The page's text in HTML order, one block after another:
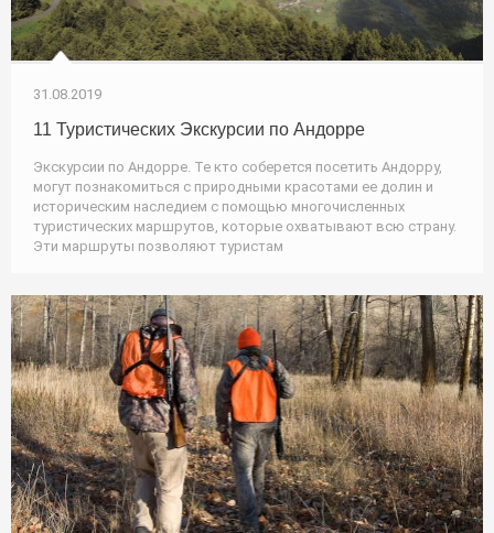
31.08.2019
11 Туристических Экскурсии по Андорре
Экскурсии по Андорре. Те кто соберется посетить Андорру,
могут познакомиться с природными красотами ее долин и
историческим наследием с помощью многочисленных
туристических маршрутов, которые охватывают всю страну.
Эти маршруты позволяют туристам